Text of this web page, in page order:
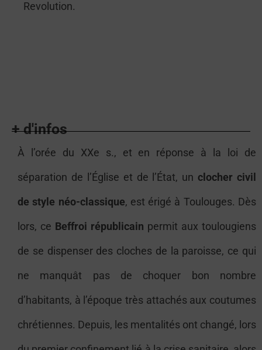
Revolution.
À l’orée du XXe s., et en réponse à la loi de
séparation de l’Église et de l’État, un clocher civil
de style néo-classique, est érigé à Toulouges. Dès
lors, ce Beffroi républicain permit aux toulougiens
de se dispenser des cloches de la paroisse, ce qui
ne manquât pas de choquer bon nombre
d’habitants, à l’époque très attachés aux coutumes
chrétiennes. Depuis, les mentalités ont changé, lors